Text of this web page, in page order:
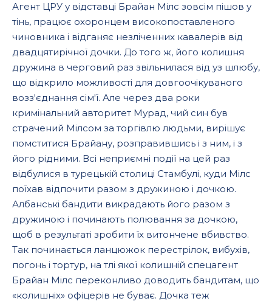
Агент ЦРУ у відставці Брайан Мілс зовсім пішов у
тінь, працює охоронцем високопоставленого
чиновника і відганяє незліченних кавалерів від
двадцятирічної дочки. До того ж, його колишня
дружина в черговий раз звільнилася від уз шлюбу,
що відкрило можливості для довгоочікуваного
возз'єднання сім'ї. Але через два роки
кримінальний авторитет Мурад, чий син був
страчений Мілсом за торгівлю людьми, вирішує
помститися Брайану, розправившись і з ним, і з
його рідними. Всі неприємні події на цей раз
відбулися в турецькій столиці Стамбулі, куди Мілс
поїхав відпочити разом з дружиною і дочкою.
Албанські бандити викрадають його разом з
дружиною і починають полювання за дочкою,
щоб в результаті зробити їх витончене вбивство.
Так починається ланцюжок перестрілок, вибухів,
погонь і тортур, на тлі якої колишній спецагент
Брайан Мілс переконливо доводить бандитам, що
«колишніх» офіцерів не буває. Дочка теж